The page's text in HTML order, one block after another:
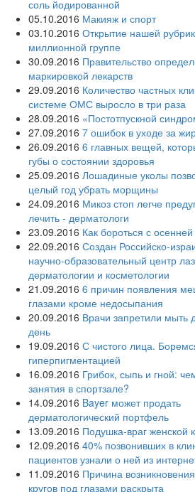
соль йодированной
05.10.2016 Макияж и спорт
03.10.2016 Открытие нашей
миллионной группе
30.09.2016 Правительство
маркировкой лекарств
29.09.2016 Количество частных
системе ОМС выросло в три раза
28.09.2016 «Постотпускной
27.09.2016 7 ошибок в уходе за
26.09.2016 6 главных вещей,
губы о состоянии здоровья
25.09.2016 Лошадиные уколы
целый год убрать морщины
24.09.2016 Микоз стоп легче
лечить - дерматологи
23.09.2016 Как бороться с
22.09.2016 Создан Российско-
научно-образовательный центр
дерматологии и косметологии
21.09.2016 6 причин появления
глазами кроме недосыпания
20.09.2016 Врачи запретили мыть
день
19.09.2016 С чистого лица.
гиперпигментацией
16.09.2016 Грибок, сыпь и гной:
занятия в спортзале?
14.09.2016 Bayer может продать
дерматологический портфель
13.09.2016 Подушка-враг женской
12.09.2016 40% позвонивших в
пациентов узнали о ней из
11.09.2016 Причина
кругов под глазами раскрыта